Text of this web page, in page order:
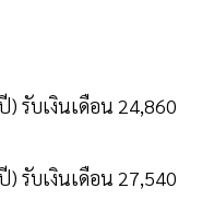
รับเงินเดือน 24,860
รับเงินเดือน 27,540